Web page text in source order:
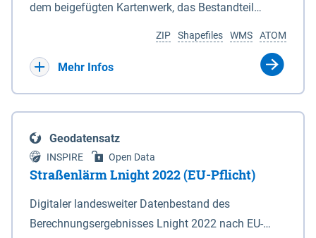
dem beigefügten Kartenwerk, das Bestandteil
(DTK) im Maßstab 1 : 100 000 (Anlage 2), 2.
verkleinerte Amtliche Karte 1 : 5 000 (AK5) im
projizierte Koordinaten im Europäischen
Terrestrischen Referenzsystem 1989 (ETRS 89) mit
der Universalen Transversalen Mercator-Abbildung
bezogen auf die Zone 32 N (UTM 32N) dargestellt
(Anlage 4); Gleiches gilt für die geografischen
ATOM
WMS
Shapefiles
ZIP
Mehr Infos
Geodatensatz
INSPIRE Open Data
Straßenlärm Lnight 2022 (EU-Pflicht)
Digitaler landesweiter Datenbestand des
Berechnungsergebnisses Lnight 2022 nach EU-